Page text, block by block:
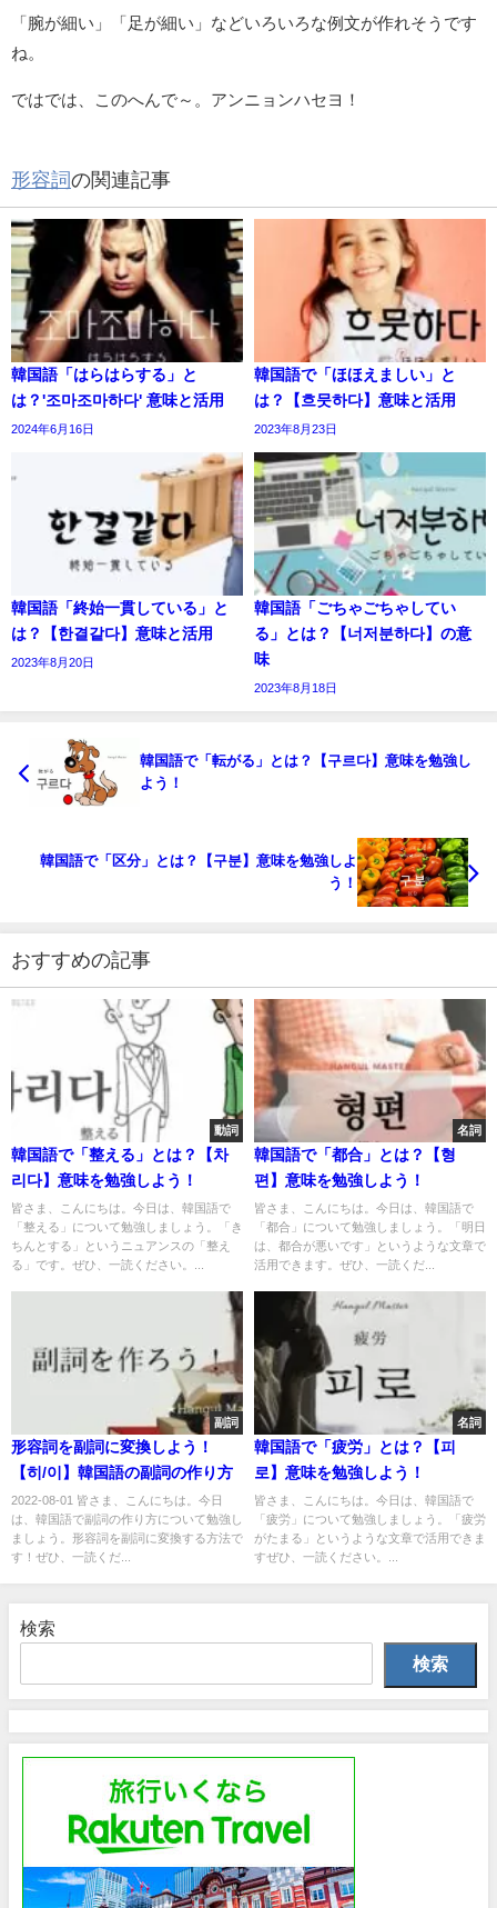
「腕が細い」「足が細い」などいろいろな例文が作れそうです
ね。
ではでは、このへんで～。アンニョンハセヨ！
形容詞の関連記事
韓国語「はらはらする」と
は？'조마조마하다' 意味と活用
2024年6月16日
韓国語で「ほほえましい」と
は？【흐뭇하다】意味と活用
2023年8月23日
韓国語「終始一貫している」と
は？【한결같다】意味と活用
2023年8月20日
韓国語「ごちゃごちゃしてい
る」とは？【너저분하다】の意
味
2023年8月18日
韓国語で「転がる」とは？【구르다】意味を勉強し
よう！
韓国語で「区分」とは？【구분】意味を勉強しよ
う！
おすすめの記事
動詞
韓国語で「整える」とは？【차
리다】意味を勉強しよう！
皆さま、こんにちは。今日は、韓国語で
「整える」について勉強しましょう。「き
ちんとする」というニュアンスの「整え
る」です。ぜひ、一読ください。...
名詞
韓国語で「都合」とは？【형
편】意味を勉強しよう！
皆さま、こんにちは。今日は、韓国語で
「都合」について勉強しましょう。「明日
は、都合が悪いです」というような文章で
活用できます。ぜひ、一読くだ...
副詞
形容詞を副詞に変換しよう！
【히/이】韓国語の副詞の作り方
2022-08-01 皆さま、こんにちは。今日
は、韓国語で副詞の作り方について勉強し
ましょう。形容詞を副詞に変換する方法で
す！ぜひ、一読くだ...
名詞
韓国語で「疲労」とは？【피
로】意味を勉強しよう！
皆さま、こんにちは。今日は、韓国語で
「疲労」について勉強しましょう。「疲労
がたまる」というような文章で活用できま
すぜひ、一読ください。...
検索
検索